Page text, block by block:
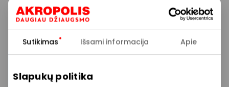
Sutikimas Išsami informacija Apie
Slapukų politika
Švelnios medžiagos, funkcionalūs dizainai ir išskirtinė
kokybė – Sterntaler pasirūpino kiekviena detale.
naujausiomis kolekcijos prekėmis!